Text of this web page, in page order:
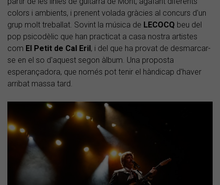
colors i ambients, i prenent volada gràcies al concurs d'un
grup molt treballat. Sovint la música de LECOCQ beu del
pop psicodèlic que han practicat a casa nostra artistes
com El Petit de Cal Eril , i del que ha provat de desmarcar-
se en el so d'aquest segon àlbum. Una proposta
esperançadora, que només pot tenir el hàndicap d'haver
arribat massa tard.